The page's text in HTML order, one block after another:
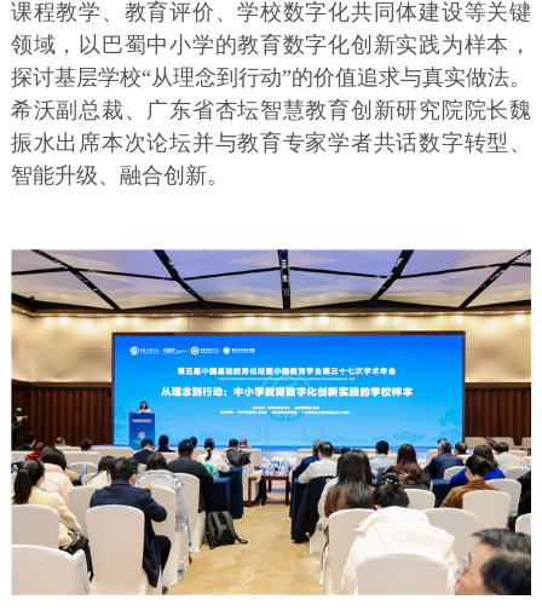
课程教学、教育评价、学校数字化共同体建设等关键
领域，以巴蜀中小学的教育数字化创新实践为样本，
探讨基层学校“从理念到行动”的价值追求与真实做法。
希沃副总裁、广东省杏坛智慧教育创新研究院院长魏
振水出席本次论坛并与教育专家学者共话数字转型、
智能升级、融合创新。